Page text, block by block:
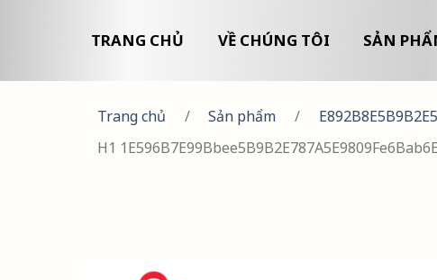
TRANG CHỦ VỀ CHÚNG TÔI SẢN
Trang chủ / Sản phẩm /
H1